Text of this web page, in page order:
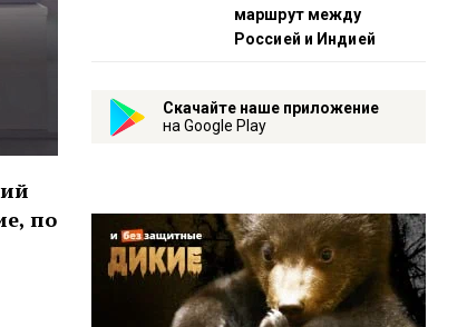
по
маршрут между
Россией и Индией
Скачайте наше приложение
на Google Play